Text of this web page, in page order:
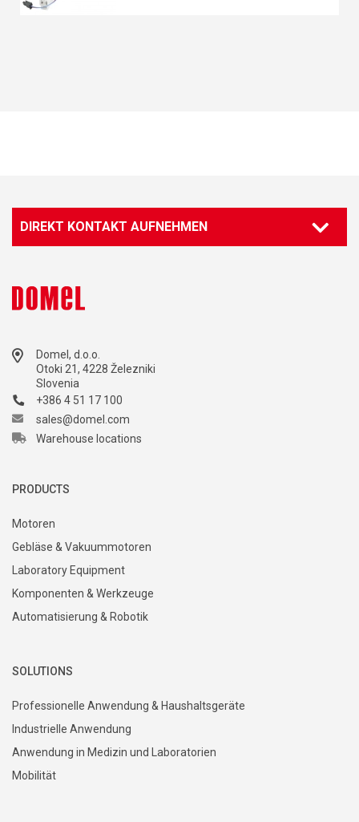
DIREKT KONTAKT AUFNEHMEN
Domel, d.o.o.
Otoki 21, 4228 Železniki
Slovenia
+386 4 51 17 100
sales@domel.com
Warehouse locations
PRODUCTS
Motoren
Gebläse & Vakuummotoren
Laboratory Equipment
Komponenten & Werkzeuge
Automatisierung & Robotik
SOLUTIONS
Professionelle Anwendung & Haushaltsgeräte
Industrielle Anwendung
Anwendung in Medizin und Laboratorien
Mobilität